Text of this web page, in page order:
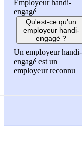
Employeur handi-
engagé
Qu'est-ce qu'un
employeur handi-
engagé ?
Un employeur handi-
engagé est un
employeur reconnu